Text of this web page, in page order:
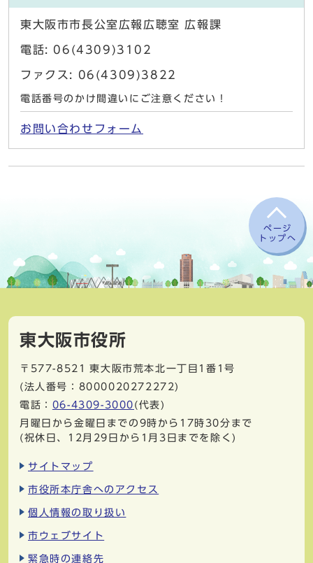
東大阪市市長公室広報広聴室 広報課
電話: 06(4309)3102
ファクス: 06(4309)3822
電話番号のかけ間違いにご注意ください！
お問い合わせフォーム
ページ
トップへ
東大阪市役所
〒577-8521
東大阪市荒本北一丁目1番1号
(法人番号：8000020272272)
電話： 06-4309-3000 (代表)
月曜日から金曜日までの9時から17時30分まで
(祝休日、12月29日から1月3日までを除く)
サイトマップ
市役所本庁舎へのアクセス
個人情報の取り扱い
市ウェブサイト
緊急時の連絡先